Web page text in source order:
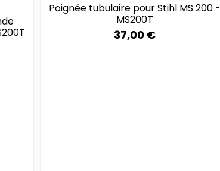
Poignée tubulaire pour Stihl MS 200 -
MS200T
37,00 €